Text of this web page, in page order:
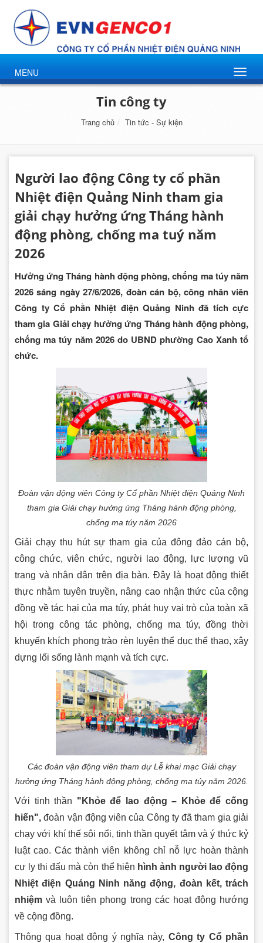
MENU
Tin công ty
Trang chủ Tin tức - Sự kiện
Người lao động Công ty cổ phần
Nhiệt điện Quảng Ninh tham gia
giải chạy hưởng ứng Tháng hành
động phòng, chống ma tuý năm
2026
Hưởng ứng Tháng hành động phòng, chống ma túy năm
2026 sáng ngày 27/6/2026, đoàn cán bộ, công nhân viên
Công ty Cổ phần Nhiệt điện Quảng Ninh đã tích cực
tham gia Giải chạy hưởng ứng Tháng hành động phòng,
chống ma túy năm 2026 do UBND phường Cao Xanh tổ
chức.
Đoàn vận động viên Công ty Cổ phần Nhiệt điện Quảng Ninh
tham gia Giải chạy hưởng ứng Tháng hành động phòng,
chống ma túy năm 2026
Giải chạy thu hút sự tham gia của đông đảo cán bộ,
công chức, viên chức, người lao động, lực lượng vũ
trang và nhân dân trên địa bàn. Đây là hoạt động thiết
thực nhằm tuyên truyền, nâng cao nhận thức của cộng
đồng về tác hại của ma túy, phát huy vai trò của toàn xã
hội trong công tác phòng, chống ma túy, đồng thời
khuyến khích phong trào rèn luyện thể dục thể thao, xây
dựng lối sống lành mạnh và tích cực.
Các đoàn vận động viên tham dự Lễ khai mạc Giải chạy
hưởng ứng Tháng hành động phòng, chống ma túy năm 2026.
Với tinh thần "Khỏe để lao động – Khỏe để cống
hiến", đoàn vận động viên của Công ty đã tham gia giải
chạy với khí thế sôi nổi, tinh thần quyết tâm và ý thức kỷ
luật cao. Các thành viên không chỉ nỗ lực hoàn thành
cự ly thi đấu mà còn thể hiện hình ảnh người lao động
Nhiệt điện Quảng Ninh năng động, đoàn kết, trách
nhiệm và luôn tiên phong trong các hoạt động hướng
về cộng đồng.
Thông qua hoạt động ý nghĩa này, Công ty Cổ phần